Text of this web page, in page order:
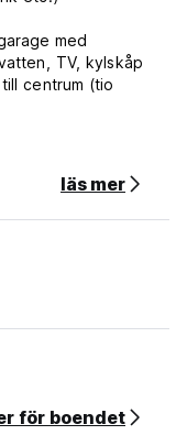
med
TV, kylskåp
centrum (tio
tvättservice
en trevlig vistelse.
av turismservice
sen avbokning
den första
läs mer
för boendet